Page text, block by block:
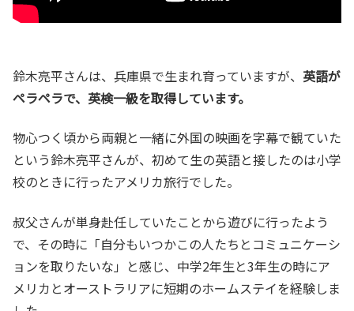
鈴木亮平さんは、兵庫県で生まれ育っていますが、 英語が
ペラペラで、英検一級を取得しています。
物心つく頃から両親と一緒に外国の映画を字幕で観ていた
という鈴木亮平さんが、初めて生の英語と接したのは小学
校のときに行ったアメリカ旅行でした。
叔父さんが単身赴任していたことから遊びに行ったよう
で、その時に「自分もいつかこの人たちとコミュニケーシ
ョンを取りたいな」と感じ、中学2年生と3年生の時にア
メリカとオーストラリアに短期のホームステイを経験しま